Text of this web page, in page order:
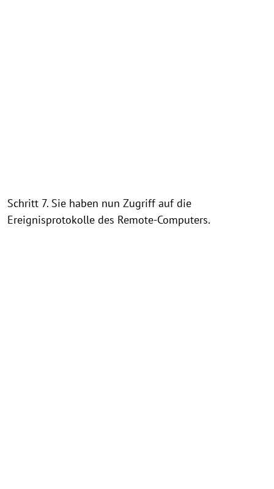
Schritt 7. Sie haben nun Zugriff auf die
Ereignisprotokolle des Remote-Computers.